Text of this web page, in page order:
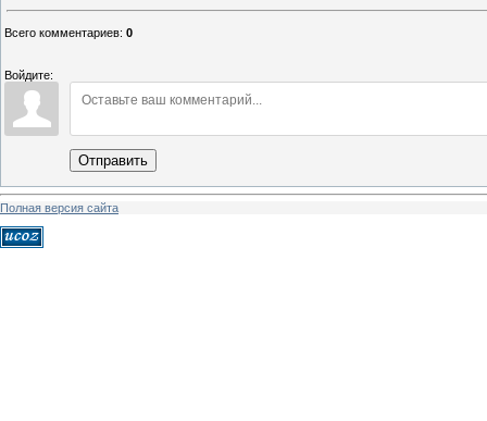
Всего комментариев: 0
Войдите:
Отправить
Полная версия сайта